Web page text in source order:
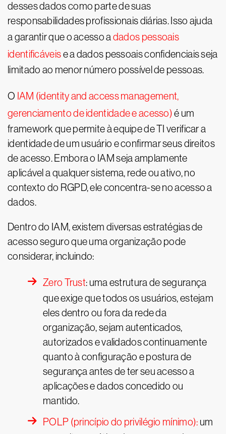
desses dados como parte de suas
responsabilidades profissionais diárias. Isso ajuda
a garantir que o acesso a dados pessoais
identificáveise a dados pessoais confidenciais seja
limitado ao menor número possível de pessoas.
O IAM (identity and access management,
gerenciamento de identidade e acesso)é um
framework que permite à equipe de TI verificar a
identidade de um usuário e confirmar seus direitos
de acesso. Embora o IAM seja amplamente
aplicável a qualquer sistema, rede ou ativo, no
contexto do RGPD, ele concentra-se no acesso a
dados.
Dentro do IAM, existem diversas estratégias de
acesso seguro que uma organização pode
considerar, incluindo:
Zero Trust: uma estrutura de segurança
que exige que todos os usuários, estejam
eles dentro ou fora da rede da
organização, sejam autenticados,
autorizados e validados continuamente
quanto à configuração e postura de
segurança antes de ter seu acesso a
aplicações e dados concedido ou
mantido.
POLP (princípio do privilégio mínimo): um